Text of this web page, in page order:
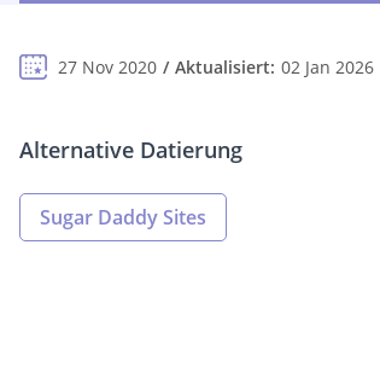
27 Nov 2020 Aktualisiert: 02 Jan 2026
Alternative Datierung
Sugar Daddy Sites